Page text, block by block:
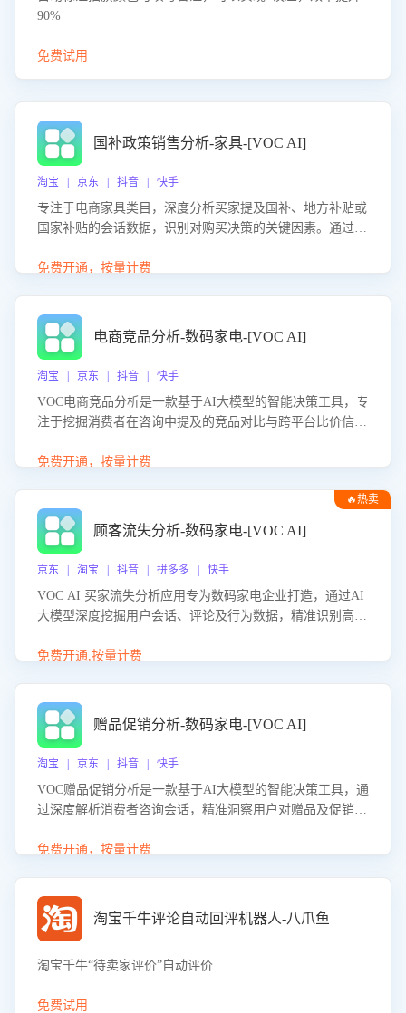
90%
免费试用
国补政策销售分析-家具-[VOC AI]
淘宝 | 京东 | 抖音 | 快手
专注于电商家具类目，深度分析买家提及国补、地方补贴或
国家补贴的会话数据，识别对购买决策的关键因素。通过AI
化策略，助力商家利用国补政策提升GMV。
免费开通，按量计费
电商竞品分析-数码家电-[VOC AI]
淘宝 | 京东 | 抖音 | 快手
VOC电商竞品分析是一款基于AI大模型的智能决策工具，专
注于挖掘消费者在咨询中提及的竞品对比与跨平台比价信
商品信息，进行多维度交叉对比，并分析消费者的比价行
企业优化营销话术、突出产品与服务优势，有效提升咨询转
化率，避免陷入单纯价格竞争，实现精准扬长避短。
免费开通，按量计费
🔥热卖
顾客流失分析-数码家电-[VOC AI]
京东 | 淘宝 | 抖音 | 拼多多 | 快手
VOC AI 买家流失分析应用专为数码家电企业打造，通过AI
大模型深度挖掘用户会话、评论及行为数据，精准识别高流
应延迟、竞品价格冲击等。系统自动输出可落地的挽回策
免费开通,按量计费
赠品促销分析-数码家电-[VOC AI]
淘宝 | 京东 | 抖音 | 快手
VOC赠品促销分析是一款基于AI大模型的智能决策工具，通
过深度解析消费者咨询会话，精准洞察用户对赠品及促销政
销诉求，帮助企业制定个性化赠品组合策略，优化资源投放
免费开通，按量计费
淘宝千牛评论自动回评机器人-八爪鱼
淘宝千牛“待卖家评价”自动评价
免费试用